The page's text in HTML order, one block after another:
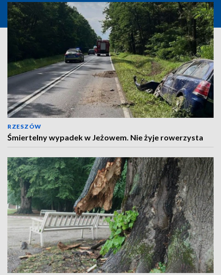
RZESZÓW
Śmiertelny wypadek w Jeżowem. Nie żyje rowerzysta